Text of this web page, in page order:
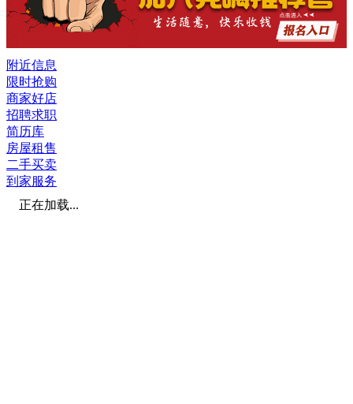
附近信息
限时抢购
商家好店
招聘求职
简历库
房屋租售
二手买卖
到家服务
正在加载...